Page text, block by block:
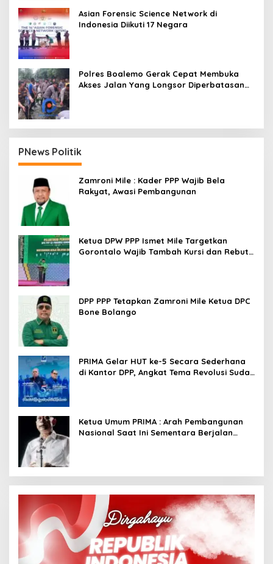
Asian Forensic Science Network di
Indonesia Diikuti 17 Negara
Polres Boalemo Gerak Cepat Membuka
Akses Jalan Yang Longsor Diperbatasan
PNews Politik
Zamroni Mile : Kader PPP Wajib Bela
Rakyat, Awasi Pembangunan
Ketua DPW PPP Ismet Mile Targetkan
Gorontalo Wajib Tambah Kursi dan Rebut
DPP PPP Tetapkan Zamroni Mile Ketua DPC
Bone Bolango
PRIMA Gelar HUT ke-5 Secara Sederhana
di Kantor DPP, Angkat Tema Revolusi Sudah
Ketua Umum PRIMA : Arah Pembangunan
Nasional Saat Ini Sementara Berjalan